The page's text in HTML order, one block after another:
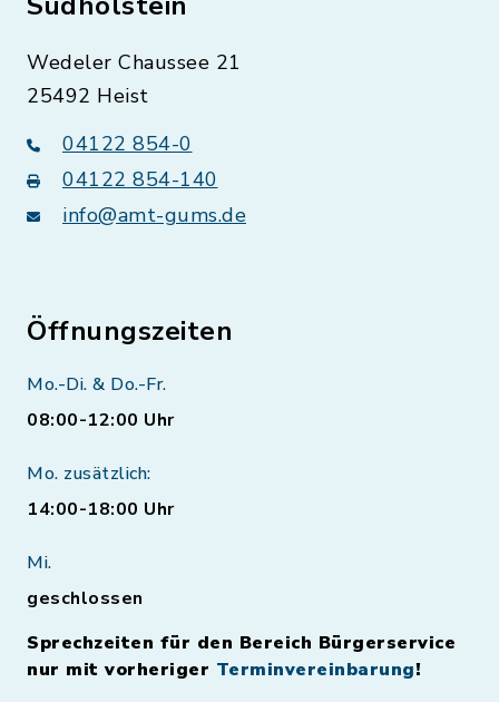
Wedeler Chaussee 21
25492 Heist
04122 854-0
04122 854-140
info@amt-gums.de
Öffnungszeiten
Mo.-Di. & Do.-Fr.
08:00-12:00 Uhr
Mo. zusätzlich:
14:00-18:00 Uhr
Mi.
geschlossen
Sprechzeiten für den Bereich Bürgerservice
nur mit vorheriger Terminvereinbarung!